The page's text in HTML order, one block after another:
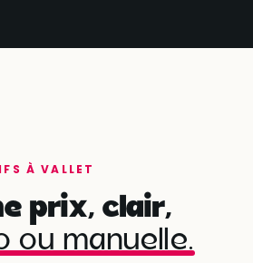
À VALLET
prix, clair,
ou manuelle.